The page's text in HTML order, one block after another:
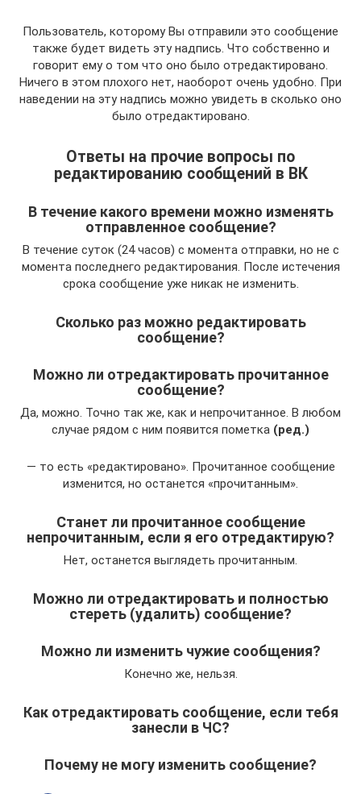
Пользователь, которому Вы отправили это сообщение
также будет видеть эту надпись. Что собственно и
говорит ему о том что оно было отредактировано.
Ничего в этом плохого нет, наоборот очень удобно. При
наведении на эту надпись можно увидеть в сколько оно
было отредактировано.
Ответы на прочие вопросы по
редактированию сообщений в ВК
В течение какого времени можно изменять
отправленное сообщение?
В течение суток (24 часов) с момента отправки, но не с
момента последнего редактирования. После истечения
срока сообщение уже никак не изменить.
Сколько раз можно редактировать
сообщение?
Можно ли отредактировать прочитанное
сообщение?
Да, можно. Точно так же, как и непрочитанное. В любом
случае рядом с ним появится пометка (ред.)
— то есть «редактировано». Прочитанное сообщение
изменится, но останется «прочитанным».
Станет ли прочитанное сообщение
непрочитанным, если я его отредактирую?
Нет, останется выглядеть прочитанным.
Можно ли отредактировать и полностью
стереть (удалить) сообщение?
Можно ли изменить чужие сообщения?
Конечно же, нельзя.
Как отредактировать сообщение, если тебя
занесли в ЧС?
Почему не могу изменить сообщение?